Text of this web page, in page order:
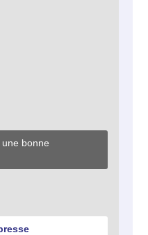
bonne